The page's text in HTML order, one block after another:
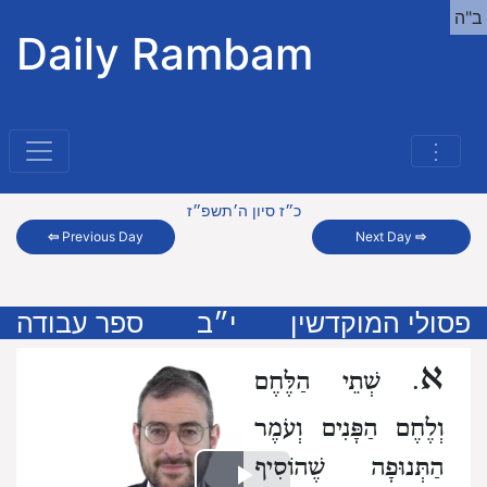
Daily Rambam
⋮
ב"ה
⇦ Previous Day
כ״ז סיון ה׳תשפ״ז
Next Day⇨
פסולי המוקדשין י״ב ספר עבודה
א. שְׁתֵי הַלֶּחֶם
וְלֶחֶם הַפָּנִים וְעֹמֶר
הַתְּנוּפָה שֶׁהוֹסִיף